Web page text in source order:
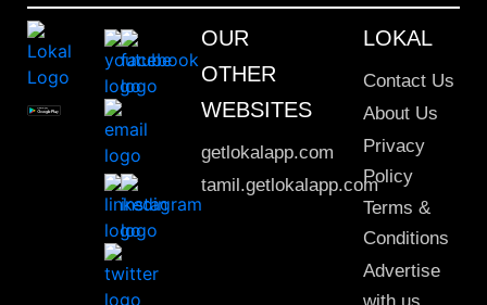
OUR
OTHER
WEBSITES
getlokalapp.com
tamil.getlokalapp.com
LOKAL
Contact Us
About Us
Privacy
Policy
Terms &
Conditions
Advertise